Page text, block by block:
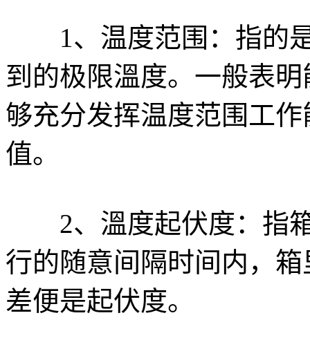
1、温度范围：指的是
到的极限溫度。一般表
够充分发挥温度范围工
值。
2、溫度起伏度：指箱
行的随意间隔时间内，
差便是起伏度。